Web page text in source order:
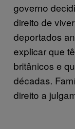
governo
direito de
deportados
explicar que
britânicos e
décadas.
direito a